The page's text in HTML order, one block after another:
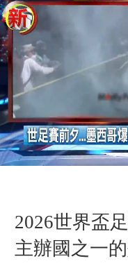
2026世界盃
主辦國之一